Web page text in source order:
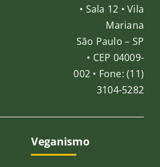
• Sala 12 • Vila
Mariana
São Paulo – SP
• CEP 04009-
002 • Fone: (11)
3104-5282
Veganismo